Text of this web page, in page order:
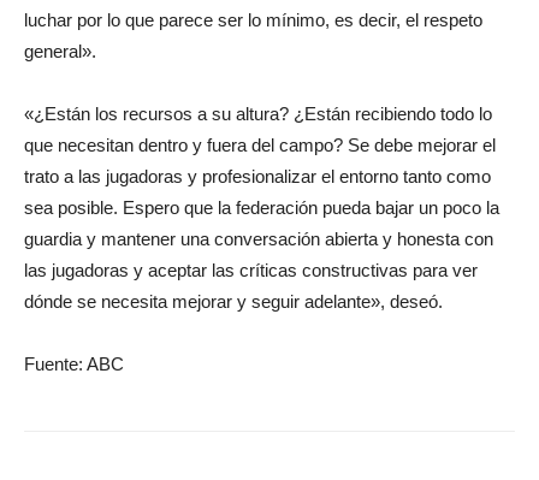
luchar por lo que parece ser lo mínimo, es decir, el respeto
general».
«¿Están los recursos a su altura? ¿Están recibiendo todo lo
que necesitan dentro y fuera del campo? Se debe mejorar el
trato a las jugadoras y profesionalizar el entorno tanto como
sea posible. Espero que la federación pueda bajar un poco la
guardia y mantener una conversación abierta y honesta con
las jugadoras y aceptar las críticas constructivas para ver
dónde se necesita mejorar y seguir adelante», deseó.
Fuente: ABC